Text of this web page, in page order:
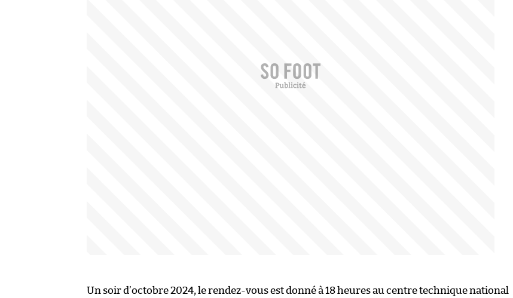
Un soir d’octobre 2024, le rendez-vous est donné à 18 heures au centre technique national